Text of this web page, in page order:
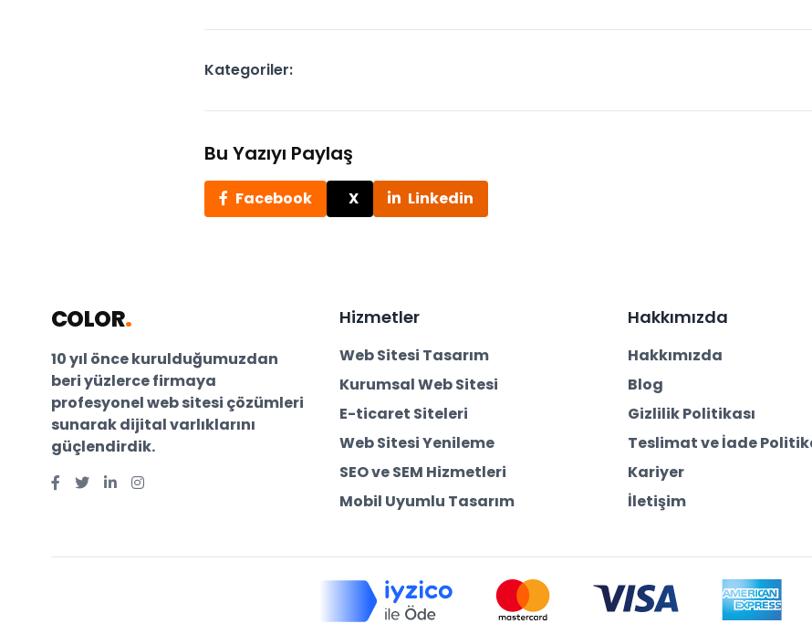
Kategoriler:
Bu Yazıyı Paylaş
Facebook X Linkedin
COLOR.
10 yıl önce kurulduğumuzdan
beri yüzlerce firmaya
profesyonel web sitesi çözümleri
sunarak dijital varlıklarını
güçlendirdik.
Hizmetler
Web Sitesi Tasarım
Kurumsal Web Sitesi
E-ticaret Siteleri
Web Sitesi Yenileme
SEO ve SEM Hizmetleri
Mobil Uyumlu Tasarım
Hakkımızda
Hakkımızda
Blog
Gizlilik Politikası
Teslimat ve İade
Kariyer
İletişim